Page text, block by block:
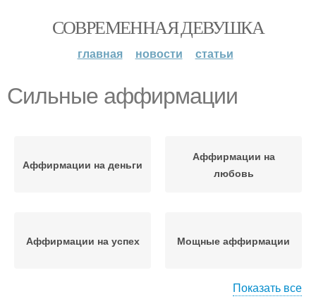
СОВРЕМЕННАЯ ДЕВУШКА
главная новости статьи
Сильные аффирмации
Аффирмации на деньги
Аффирмации на
любовь
Аффирмации на успех Мощные аффирмации
Показать все